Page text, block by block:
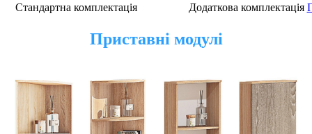
Стандартна комплектація Додаткова комплектація
Приставні модулі